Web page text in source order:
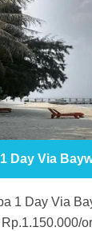
Day Via
1 Day Via